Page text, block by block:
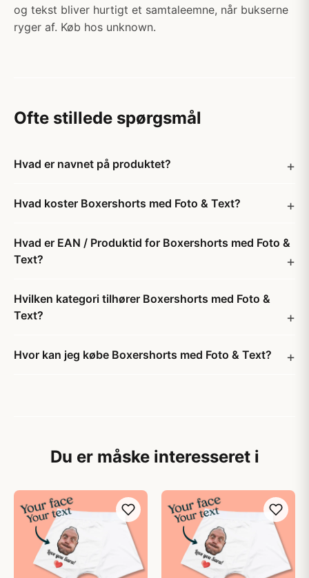
og tekst bliver hurtigt et samtaleemne, når bukserne
ryger af. Køb hos unknown.
Ofte stillede spørgsmål
Hvad er navnet på produktet?
Hvad koster Boxershorts med Foto & Text?
Hvad er EAN / Produktid for Boxershorts med Foto &
Text?
Hvilken kategori tilhører Boxershorts med Foto &
Text?
Hvor kan jeg købe Boxershorts med Foto & Text?
Du er måske interesseret i